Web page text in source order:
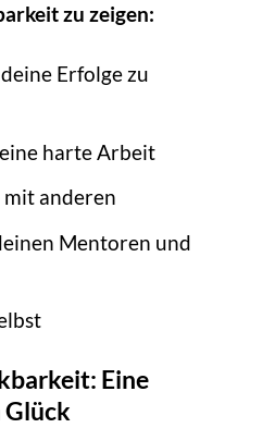
zu zeigen:
Erfolge zu
harte Arbeit
mit anderen
Mentoren und
Eine